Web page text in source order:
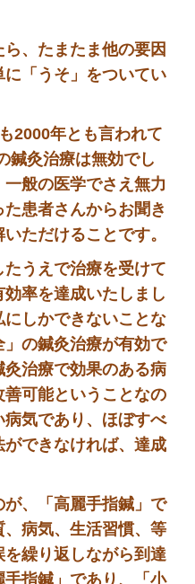
、たまたま他の要因
「うそ」をついてい
2000年とも言われて
鍼灸治療は無効でし
般の医学でさえ無力
患者さんからお聞き
ただけることです。
うえで治療を受けて
率を達成いたしまし
しかできないことな
の鍼灸治療が有効で
治療で効果のある病
可能ということなの
気であり、ほぼすべ
できなければ、達成
、「高麗手指鍼」で
病気、生活習慣、等
繰り返しながら到達
手指鍼」であり、「小